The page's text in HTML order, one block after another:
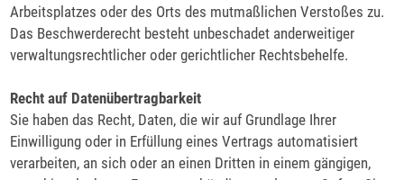
Arbeitsplatzes oder des Orts des mutmaßlichen Verstoßes zu.
Das Beschwerderecht besteht unbeschadet anderweitiger
verwaltungsrechtlicher oder gerichtlicher Rechtsbehelfe.
Recht auf Datenübertragbarkeit
Sie haben das Recht, Daten, die wir auf Grundlage Ihrer
Einwilligung oder in Erfüllung eines Vertrags automatisiert
verarbeiten, an sich oder an einen Dritten in einem gängigen,